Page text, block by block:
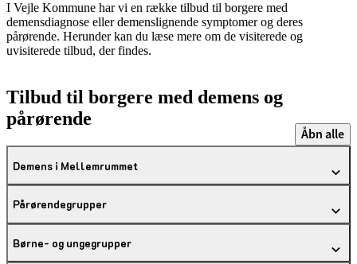
I Vejle Kommune har vi en række tilbud til borgere med
demensdiagnose eller demenslignende symptomer og deres
pårørende. Herunder kan du læse mere om de visiterede og
uvisiterede tilbud, der findes.
Tilbud til borgere med demens og
pårørende
Åbn alle
Demens i Mellemrummet
Pårørendegrupper
Børne- og ungegrupper